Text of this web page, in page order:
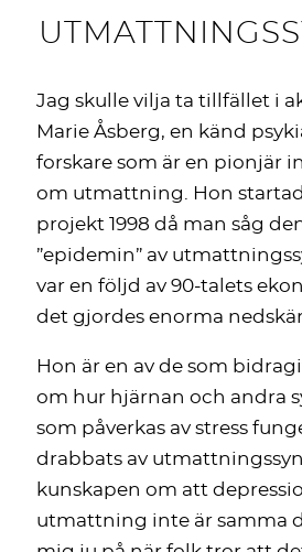
Jag skulle vilja ta tillfället i
Marie Åsberg, en känd
forskare som är en pionjär
om utmattning. Hon
projekt 1998 då man såg
”epidemin” av
var en följd av 90-talets
det gjordes enorma
Hon är en av de som
om hur hjärnan och andra
som påverkas av stress
drabbats av
kunskapen om att
utmattning inte är samma